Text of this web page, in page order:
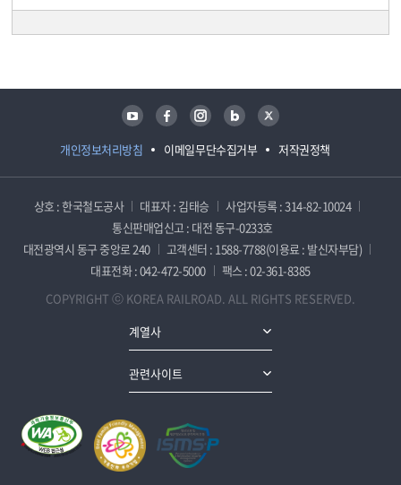
개인정보처리방침 이메일무단수집거부 저작권정책
유튜브 페이스북 인스타그램 블로그 트위터
상호 : 한국철도공사 대표자 : 김태승
사업자등록 : 314-82-10024
통신판매업신고 : 대전 동구-0233호
대전광역시 동구 중앙로 240
고객센터 : 1588-7788(이용료 : 발신자부담)
대표전화 : 042-472-5000
팩스 : 02-361-8385
COPYRIGHT ⓒ KOREA RAILROAD. ALL RIGHTS RESERVED.
계열사
관련사이트